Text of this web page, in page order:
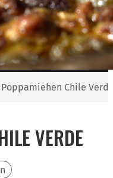
Poppamiehen Chile
VERDE